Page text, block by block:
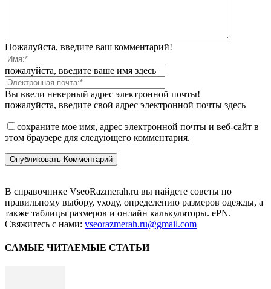
Пожалуйста, введите ваш комментарий!
пожалуйста, введите ваше имя здесь
Вы ввели неверный адрес электронной почты!
пожалуйста, введите свой адрес электронной почты здесь
сохраните мое имя, адрес электронной почты и веб-сайт в
этом браузере для следующего комментария.
В справочнике VseoRazmerah.ru вы найдете советы по
правильному выбору, уходу, определению размеров одежды, а
также таблицы размеров и онлайн калькуляторы. ePN.
Свяжитесь с нами: vseorazmerah.ru@gmail.com
САМЫЕ ЧИТАЕМЫЕ СТАТЬИ